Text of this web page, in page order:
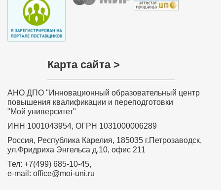
Карта сайта >
АНО ДПО "Инновационный образовательный центр
повышения квалификации и переподготовки
"Мой университет"
ИНН 1001043954, ОГРН 1031000006289
Россия, Республика Карелия, 185035 г.Петрозаводск,
ул.Фридриха Энгельса д.10, офис 211
Тел: +7(499) 685-10-45,
e-mail: office@moi-uni.ru